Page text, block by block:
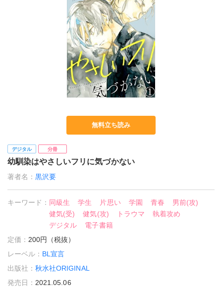
無料立ち読み
デジタル 分冊
幼馴染はやさしいフリに気づかない
著者名：黒沢要
キーワード： 同級生 学生 片思い 学園 青春
男前(攻)
健気(受)
健気(攻) トラウマ
執着攻め
デジタル
電子書籍
定価： 200円（税抜）
レーベル： BL宣言
出版社：秋水社ORIGINAL
発売日： 2021.05.06